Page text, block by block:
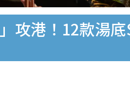
攻港！12款湯